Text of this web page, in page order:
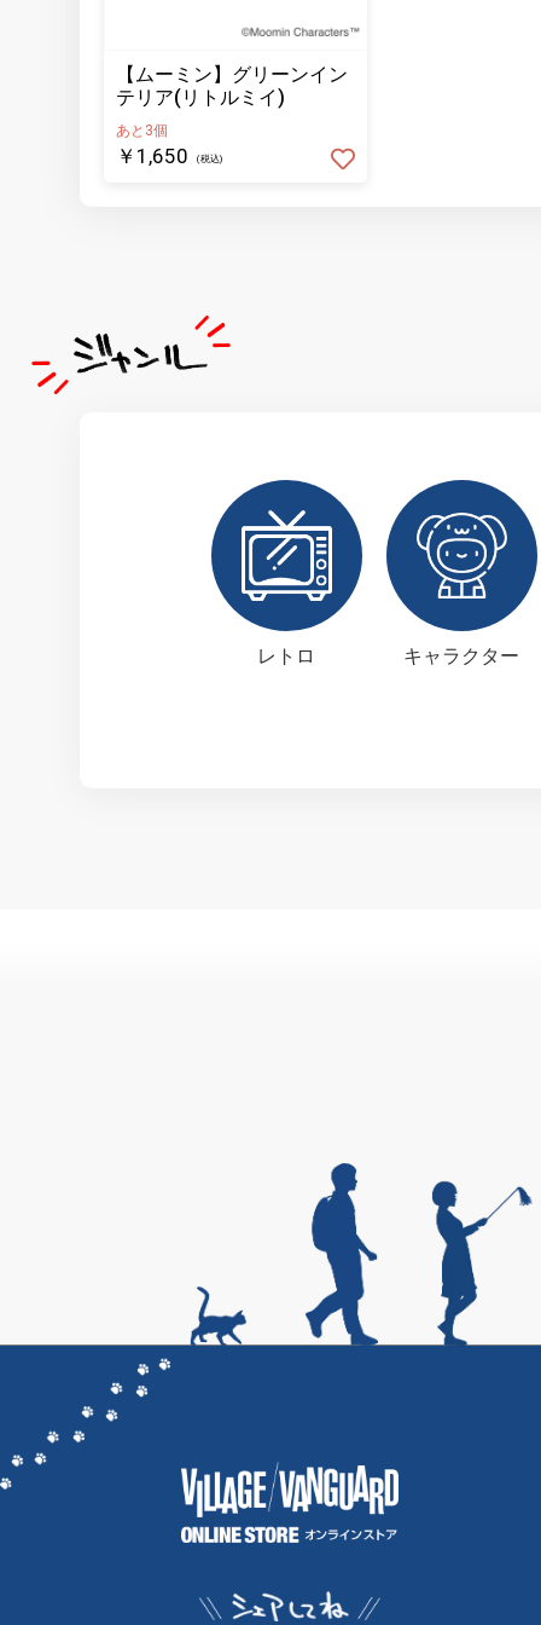
【ムーミン】グリーンイン
テリア(リトルミイ)
あと3個
￥1,650 (税込)
レトロ キャラクター